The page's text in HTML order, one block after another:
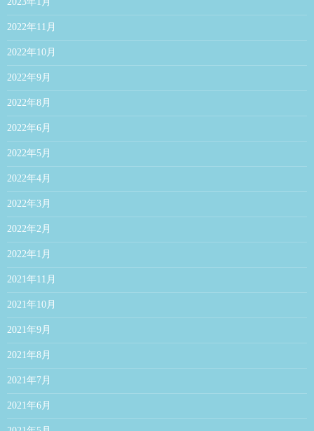
2022年11月
2022年10月
2022年9月
2022年8月
2022年6月
2022年5月
2022年4月
2022年3月
2022年2月
2022年1月
2021年11月
2021年10月
2021年9月
2021年8月
2021年7月
2021年6月